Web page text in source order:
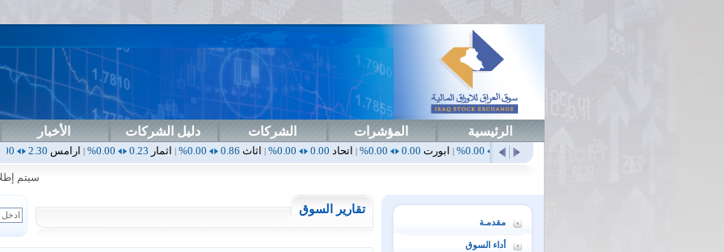
الرئيسية المؤشرات الشركات دليل الشركات الأخبار
ابورت0.00
0.00%
|اتحاد0.00
0.00%
|اثاث0.86
|اثمار0.23
0.00%
|ارامس2.30
|اربيل
سيتم إطلاق
مقدمـة
أداء السوق
تقارير السوق